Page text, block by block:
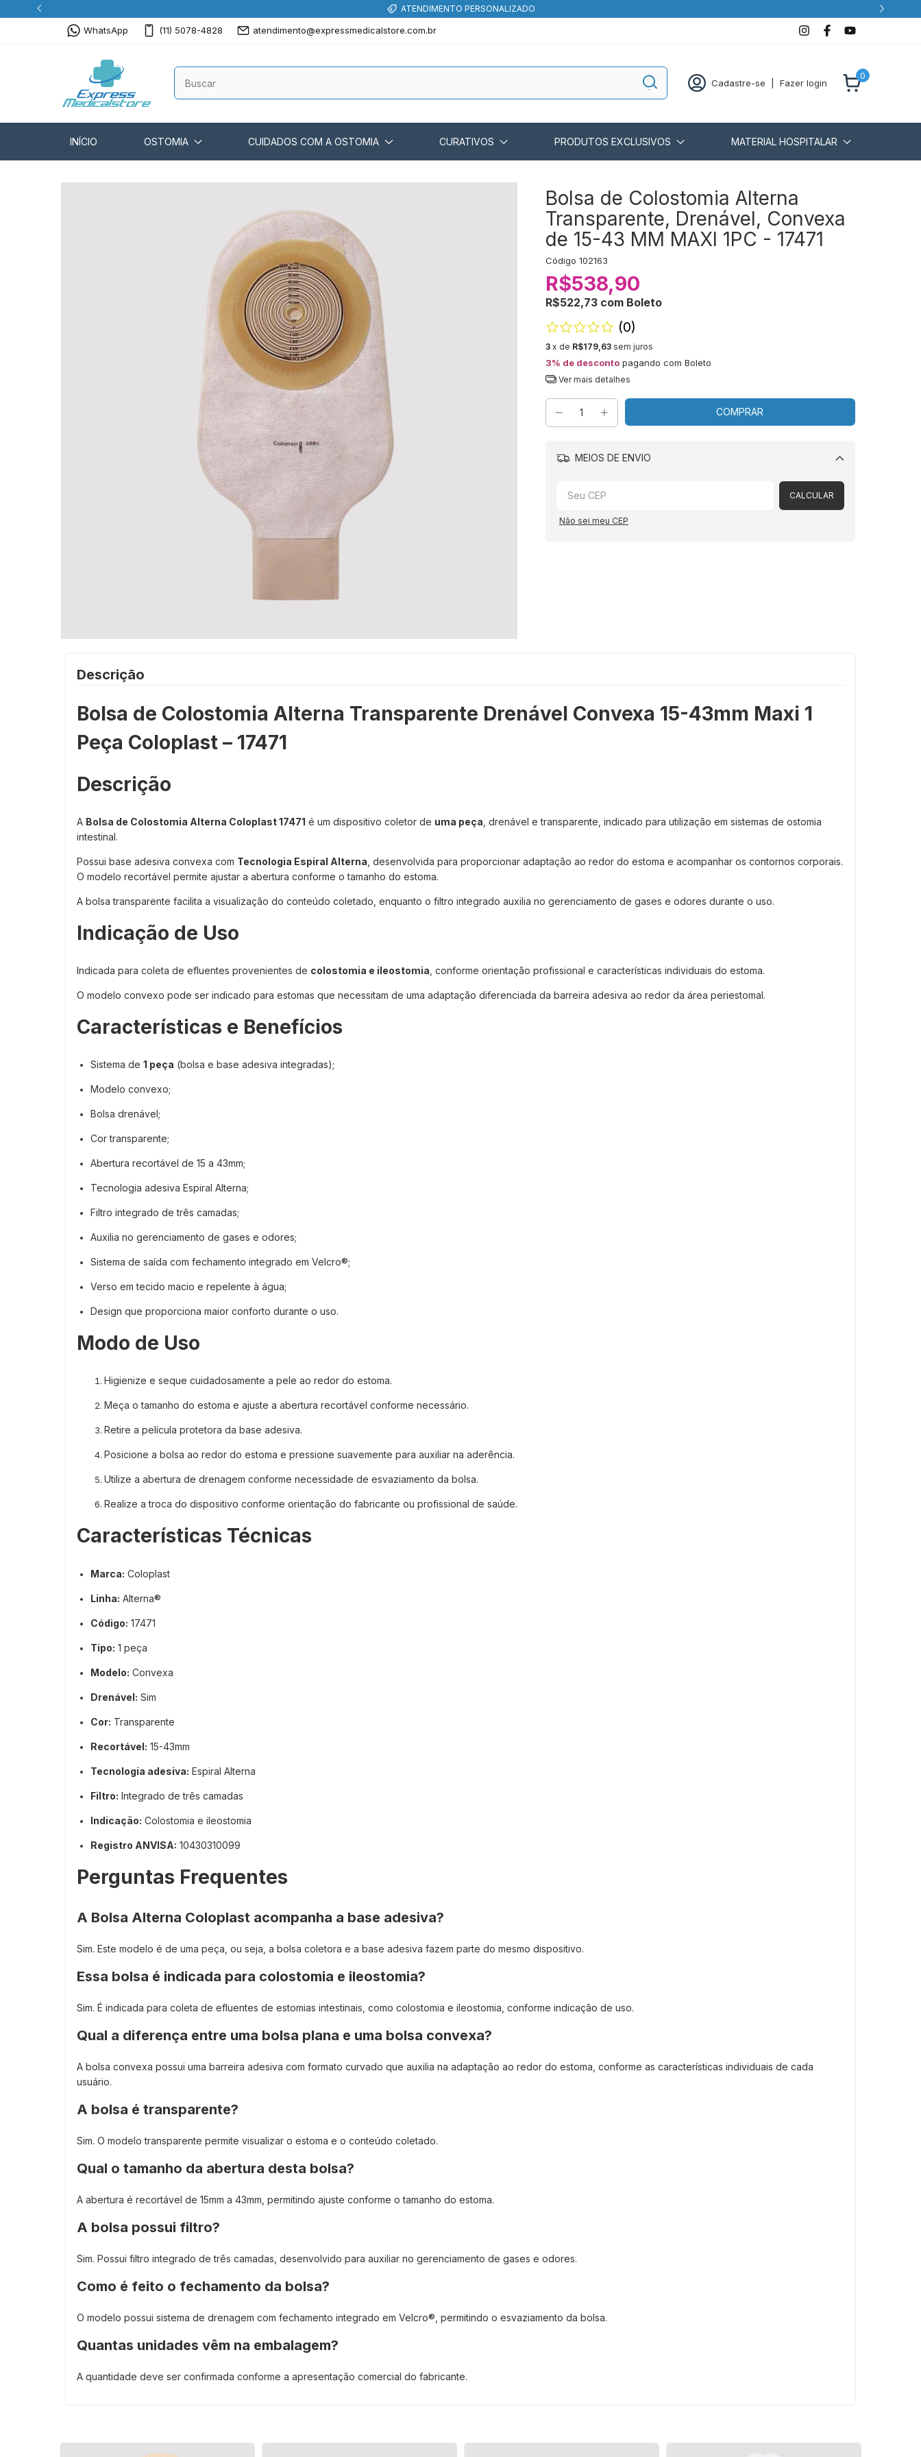
SITE 100% SEGURO
WhatsApp (11) 5078-4828 atendimento@expressmedicalstore.com.br
Cadastre-se Fazer login
0
INÍCIO OSTOMIA CUIDADOS COM A OSTOMIA CURATIVOS PRODUTOS EXCLUSIVOS MATERIAL HOSPITALAR
Bolsa de Colostomia Alterna
Transparente, Drenável, Convexa
de 15-43 MM MAXI 1PC - 17471
Código 102163
R$538,90
R$522,73 com Boleto
(0)
3 x de R$179,63 sem juros
3% de desconto pagando com Boleto
Ver mais detalhes
MEIOS DE ENVIO
Alterar CEP
CALCULAR
Não sei meu CEP
Descrição
Bolsa de Colostomia Alterna Transparente Drenável Convexa 15-43mm Maxi 1
Peça Coloplast – 17471
Descrição
A Bolsa de Colostomia Alterna Coloplast 17471 é um dispositivo coletor de uma peça , drenável e transparente, indicado para utilização em sistemas de ostomia
intestinal.
Possui base adesiva convexa com Tecnologia Espiral Alterna , desenvolvida para proporcionar adaptação ao redor do estoma e acompanhar os contornos corporais.
O modelo recortável permite ajustar a abertura conforme o tamanho do estoma.
A bolsa transparente facilita a visualização do conteúdo coletado, enquanto o filtro integrado auxilia no gerenciamento de gases e odores durante o uso.
Indicação de Uso
Indicada para coleta de efluentes provenientes de colostomia e ileostomia , conforme orientação profissional e características individuais do estoma.
O modelo convexo pode ser indicado para estomas que necessitam de uma adaptação diferenciada da barreira adesiva ao redor da área periestomal.
Características e Benefícios
Sistema de 1 peça (bolsa e base adesiva integradas);
Modelo convexo;
Bolsa drenável;
Cor transparente;
Abertura recortável de 15 a 43mm;
Tecnologia adesiva Espiral Alterna;
Filtro integrado de três camadas;
Auxilia no gerenciamento de gases e odores;
Sistema de saída com fechamento integrado em Velcro®;
Verso em tecido macio e repelente à água;
Design que proporciona maior conforto durante o uso.
Modo de Uso
Higienize e seque cuidadosamente a pele ao redor do estoma.
Meça o tamanho do estoma e ajuste a abertura recortável conforme necessário.
Retire a película protetora da base adesiva.
Posicione a bolsa ao redor do estoma e pressione suavemente para auxiliar na aderência.
Utilize a abertura de drenagem conforme necessidade de esvaziamento da bolsa.
Realize a troca do dispositivo conforme orientação do fabricante ou profissional de saúde.
Características Técnicas
Marca: Coloplast
Linha: Alterna®
Código: 17471
Tipo: 1 peça
Modelo: Convexa
Drenável: Sim
Cor: Transparente
Recortável: 15-43mm
Tecnologia adesiva: Espiral Alterna
Filtro: Integrado de três camadas
Indicação: Colostomia e ileostomia
Registro ANVISA: 10430310099
Perguntas Frequentes
A Bolsa Alterna Coloplast acompanha a base adesiva?
Sim. Este modelo é de uma peça, ou seja, a bolsa coletora e a base adesiva fazem parte do mesmo dispositivo.
Essa bolsa é indicada para colostomia e ileostomia?
Sim. É indicada para coleta de efluentes de estomias intestinais, como colostomia e ileostomia, conforme indicação de uso.
Qual a diferença entre uma bolsa plana e uma bolsa convexa?
A bolsa convexa possui uma barreira adesiva com formato curvado que auxilia na adaptação ao redor do estoma, conforme as características individuais de cada
usuário.
A bolsa é transparente?
Sim. O modelo transparente permite visualizar o estoma e o conteúdo coletado.
Qual o tamanho da abertura desta bolsa?
A abertura é recortável de 15mm a 43mm, permitindo ajuste conforme o tamanho do estoma.
A bolsa possui filtro?
Sim. Possui filtro integrado de três camadas, desenvolvido para auxiliar no gerenciamento de gases e odores.
Como é feito o fechamento da bolsa?
O modelo possui sistema de drenagem com fechamento integrado em Velcro®, permitindo o esvaziamento da bolsa.
Quantas unidades vêm na embalagem?
A quantidade deve ser confirmada conforme a apresentação comercial do fabricante.